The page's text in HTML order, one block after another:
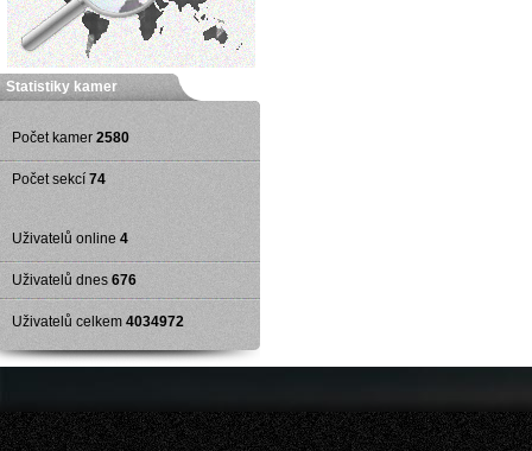
Statistiky kamer
Počet kamer 2580
Počet sekcí 74
Uživatelů online 4
Uživatelů dnes 676
Uživatelů celkem 4034972